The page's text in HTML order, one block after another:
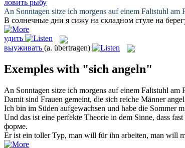
ловить рыбу
An Sonntagen sitze ich morgens auf einem Faltstuhl am
В солнечные дни я сижу на складном стуле на
удить
выуживать (a. übertragen)
Exemples with "sich angeln"
An Sonntagen sitze ich morgens auf einem Faltstuhl am
Damit sind Frauen gemeint, die sich reiche Männer
Ich bin im Süden aufgewachsen und habe die Sommer
Und das ist eine perfekte Theorie in dem Sinne, dass
форме.
Er ist ein toller Typ, man will für ihn arbeiten, man will